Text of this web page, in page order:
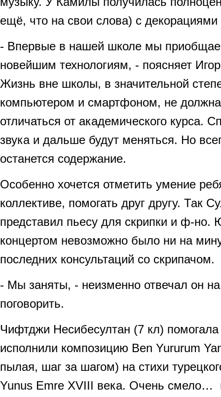
ещё, что на свои слова) с декорациями
- Впервые в нашей школе мы
новейшим технологиям, - поясняет
Жизнь вне школы, в значительной
компьютером и смартфоном, не
отличаться от академического курса.
звука и дальше будут меняться. Но
останется содержание.
Особенно хочется отметить умение
коллективе, помогать друг другу. Так
представил пьесу для скрипки и ф-но.
концертом невозможно было ни на
последних консультаций со скрипачом.
- Мы заняты, - неизменно отвечал он
поговорить.
Чифтджи Несибесултан (7 кл)
исполнили композицию Ben Yururum
пылая, шаг за шагом) на стихи
Yunus Emre XVIII века. Очень смело…